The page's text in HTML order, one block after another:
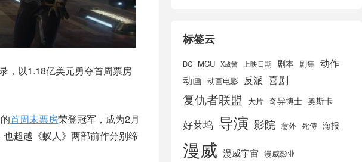
，以1.18亿美元勇夺首周票房
首周末票房荣登冠军，成为2月
也超越《蚁人》两部前作分别缔
标签云
DC MCU X战警 上映日期 剧本 剧集 动作
动画 动画电影 反派 喜剧
复仇者联盟 大片 奇异博士 奥斯卡
好莱坞 导演 影院 意外 死侍 海报
漫威 漫威宇宙 漫威影业